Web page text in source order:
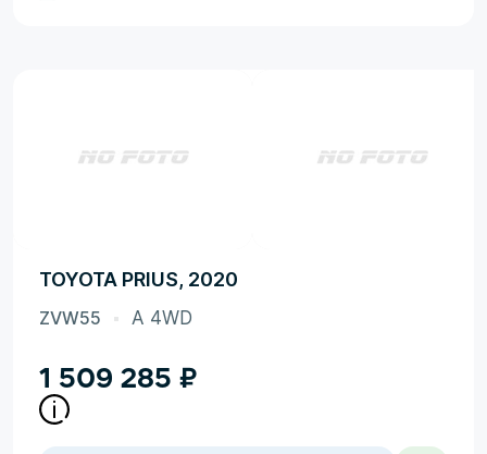
TOYOTA PRIUS, 2020
ZVW55 A 4WD
1 509 285 ₽